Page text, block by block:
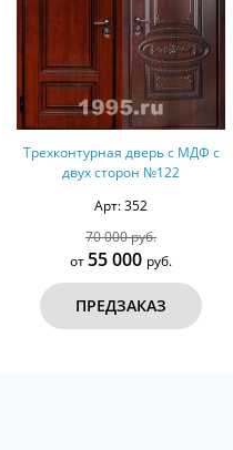
Дверь с МДФ с двух
Арт: 424
40 000 руб.
от32 000
ПРЕДЗАКАЗ